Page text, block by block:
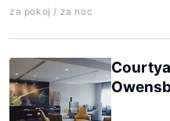
za pokoj / za noc